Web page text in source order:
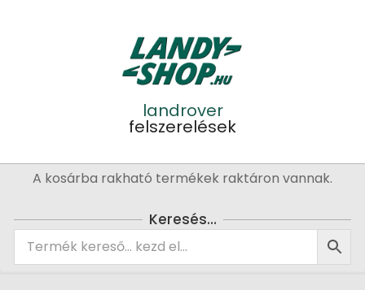
landrover
felszerelések
PrimaryA kosárba rakható termékek raktáron vannak.
Keresés…